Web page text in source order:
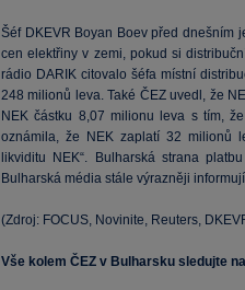
Šéf DKEVR Boyan Boev před dnešním
cen elektřiny v zemi, pokud si
rádio DARIK citovalo šéfa místní
248 milionů leva. Také ČEZ uvedl, že
NEK částku 8,07 milionu leva s tím,
oznámila, že NEK zaplatí 32 milionů
likviditu NEK“. Bulharská strana
Bulharská média stále výrazněji
(Zdroj: FOCUS, Novinite, Reuters,
Vše kolem ČEZ v Bulharsku sledujte